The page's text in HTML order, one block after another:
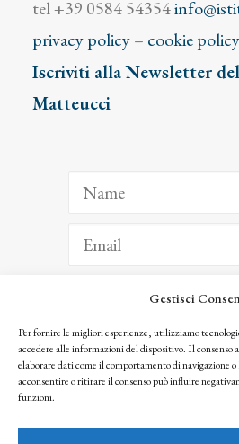
Gestisci
Per fornire le migliori esperienze, utilizziamo
accedere alle informazioni del dispositivo. Il consenso
elaborare dati come il comportamento di navigazione
acconsentire o ritirare il consenso può influire
funzioni.
tel +39 0584 54354
privacy policy– cookie policy
Iscriviti alla Newsletter
Matteucci
ISCRIVITI
Facendo clic per iscriverti, riconosci che le tue
seguendo la nostra Privacy Policy
© 2025 Istituto Matteucci. All right reserved
l’autorizzazione scritta dei proprietari dei diritti e